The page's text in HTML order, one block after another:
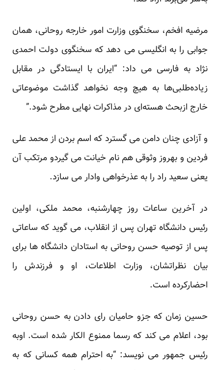
مرضیه افخم، سخنگوی وزارت امور خارجه روحانی، همان
جوابی را به انگلیسی می دهد که سخنگوی دولت احمدی
نژاد به فارسی می داد: “ایران با ایستادگی در مقابل
زیاده‌طلبی‌ها به هیچ وجه نخواهد گذاشت موضوعاتی
خارج ازبحث هسته‌ای در مذاکرات نهایی مطرح شود.”
و آزادی چنان دامن می گسترد که اسم بردن از محمد علی
فردین و بهروز وثوقی هم نام خیانت می گیردو مرتکب آن
یعنی سعید راد را به عذرخواهی وادار می سازد.
در آخرین ساعات روز چهارشنبه، محمد ملکی، اولین
رئیس دانشگاه تهران پس از انقلاب، می گوید که ساعاتی
پس از توصیه حسن روحانی به استادان دانشگاه ها برای
بیان نظراتشان، وزارت اطلاعات، او و فرزندش را
احضارکرده است.
حسین زمان که جزو حامیان رای دادن به حسن روحانی
بود، اعلام می کند که رسما ممنوع الکار شده است. اوبه
رئیس جمهور می نویسد: “به احترام همه کسانی که به